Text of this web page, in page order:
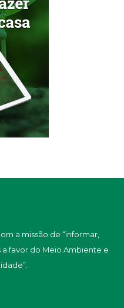
a missão de “informar,
favor do Meio Ambiente e